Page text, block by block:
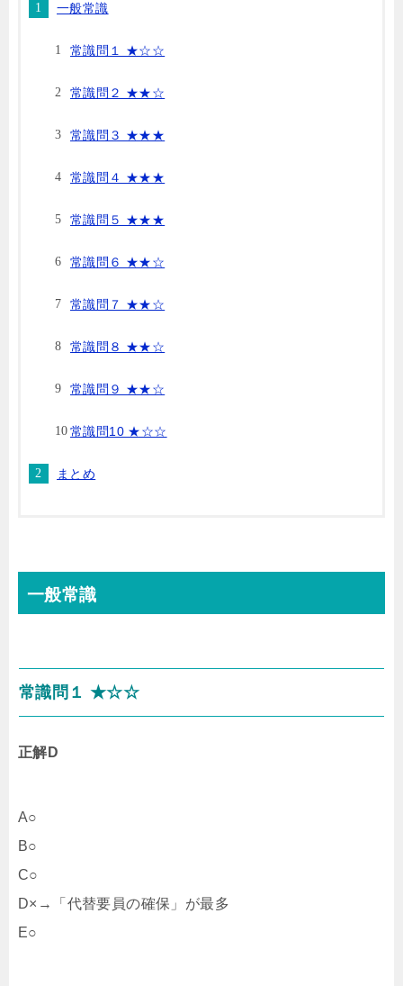
一般常識
常識問１ ★☆☆
常識問２ ★★☆
常識問３ ★★★
常識問４ ★★★
常識問５ ★★★
常識問６ ★★☆
常識問７ ★★☆
常識問８ ★★☆
常識問９ ★★☆
常識問10 ★☆☆
まとめ
一般常識
常識問１ ★☆☆
正解D
A○
B○
C○
D×→「代替要員の確保」が最多
E○